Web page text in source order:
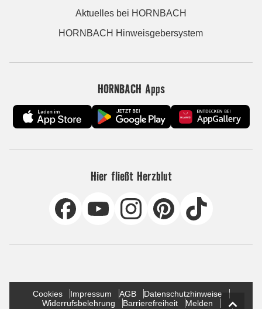
Aktuelles bei HORNBACH
HORNBACH Hinweisgebersystem
HORNBACH Apps
Hier fließt Herzblut
Cookies Impressum AGB
Datenschutzhinweise
Widerrufsbelehrung
Barrierefreiheit
Melden